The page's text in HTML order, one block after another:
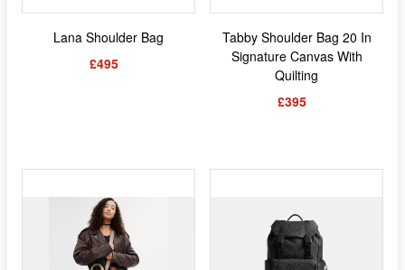
Lana Shoulder Bag
£495
Tabby Shoulder Bag 20 In
Signature Canvas With
Quilting
£395